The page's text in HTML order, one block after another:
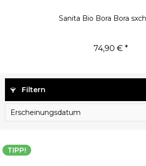
Sanita Bio Bora Bora
74,90 € *
Filtern
TIPP!